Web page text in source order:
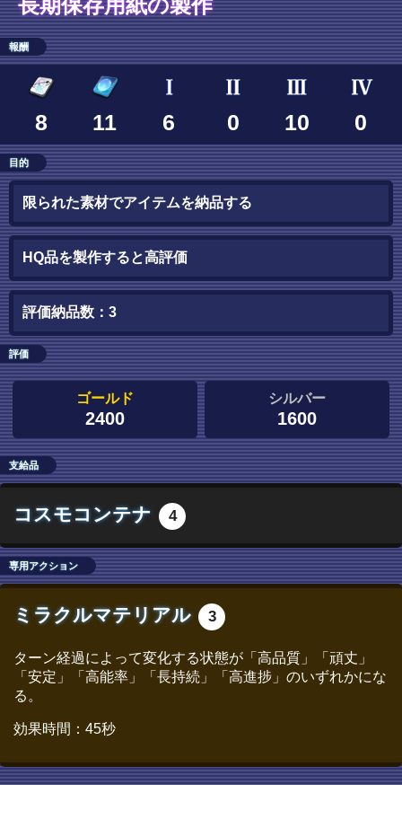
長期保存用紙の製作
報酬
8 11 6 0 10 0
目的
限られた素材でアイテムを納品する
HQ品を製作すると高評価
評価納品数：3
評価
ゴールド
2400
シルバー
1600
支給品
コスモコンテナ 4
専用アクション
ミラクルマテリアル 3
ターン経過によって変化する状態が「高品質」「頑丈」
「安定」「高能率」「長持続」「高進捗」のいずれかにな
る。
効果時間：45秒